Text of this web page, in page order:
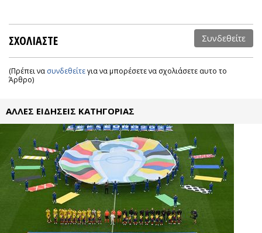
ΣΧΟΛΙΑΣΤΕ Συνδεθείτε
(Πρέπει να συνδεθείτεγια να μπορέσετε να σχολιάσετε αυτο το
Άρθρο)
ΑΛΛΕΣ ΕΙΔΗΣΕΙΣ ΚΑΤΗΓΟΡΙΑΣ